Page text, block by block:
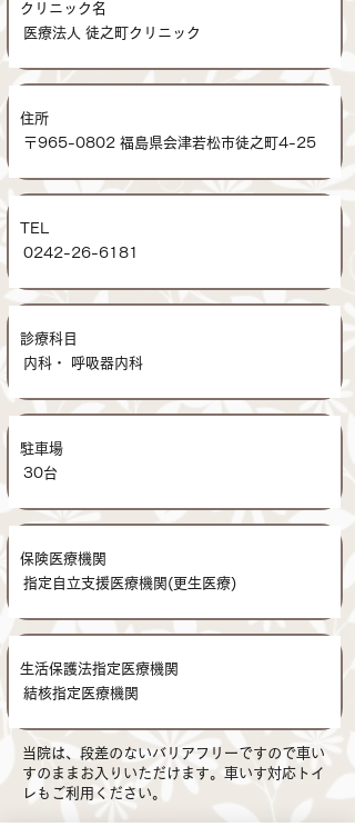
クリニック名
医療法人 徒之町クリニック
住所
〒965-0802 福島県会津若松市徒之町4-25
TEL
0242-26-6181
診療科目
内科・ 呼吸器内科
駐車場
30台
保険医療機関
指定自立支援医療機関(更生医療)
生活保護法指定医療機関
結核指定医療機関
当院は、段差のないバリアフリーですので車い
すのままお入りいただけます。車いす対応トイ
レもご利用ください。